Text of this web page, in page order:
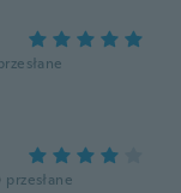
przesłane